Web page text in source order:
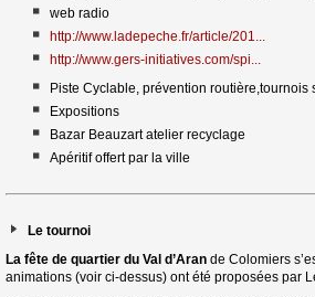
web radio
http://www.ladepeche.fr/article/201...
http://www.gers-initiatives.com/spi...
Piste Cyclable, prévention
Expositions
Bazar Beauzart atelier recyclage
Apéritif offert par la ville
Le tournoi
La fête de quartier du Val d’Aran de Colomiers
animations (voir ci-dessus) ont été proposées par